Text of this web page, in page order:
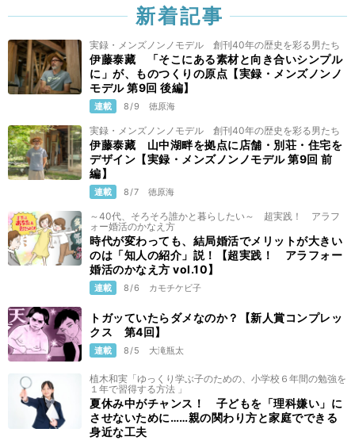
新着記事
実録・メンズノンノモデル 創刊40年の歴史を彩る男たち
伊藤泰藏 「そこにある素材と向き合いシンプル
に」が、ものつくりの原点【実録・メンズノンノ
モデル 第9回 後編】
連載 8/9 徳原海
実録・メンズノンノモデル 創刊40年の歴史を彩る男たち
伊藤泰藏 山中湖畔を拠点に店舗・別荘・住宅を
デザイン【実録・メンズノンノモデル 第9回 前
編】
連載 8/7 徳原海
～40代、そろそろ誰かと暮らしたい～ 超実践！ アラフ
ォー婚活のかなえ方
時代が変わっても、結局婚活でメリットが大きい
のは「知人の紹介」説！【超実践！ アラフォー
婚活のかなえ方 vol.10】
連載 8/6 カモチケビ子
トガッていたらダメなのか？【新人賞コンプレッ
クス 第4回】
連載 8/5 大滝瓶太
植木和実「ゆっくり学ぶ子のための、小学校６年間の勉強を
１年で習得する方法 」
夏休み中がチャンス！ 子どもを「理科嫌い」に
させないために……親の関わり方と家庭でできる
身近な工夫